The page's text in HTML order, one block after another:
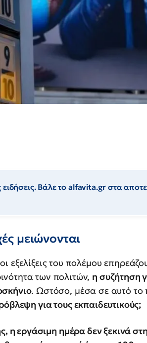
Βάλε το alfavita.gr στα
μειώνονται
εξελίξεις του πολέμου
των πολιτών, η συζήτηση
. Ωστόσο, μέσα σε αυτό το
για τους εκπαιδευτικούς;
η εργάσιμη ημέρα δεν ξεκινά